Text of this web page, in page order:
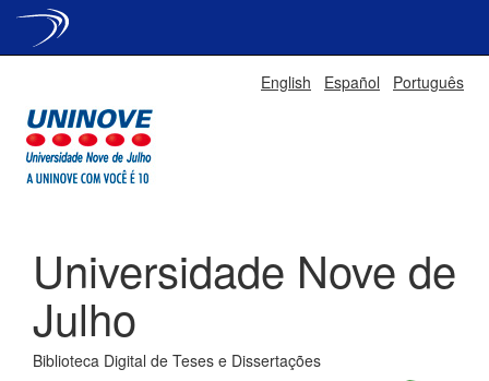
English Español Português
Universidade Nove de
Julho
Biblioteca Digital de Teses e Dissertações